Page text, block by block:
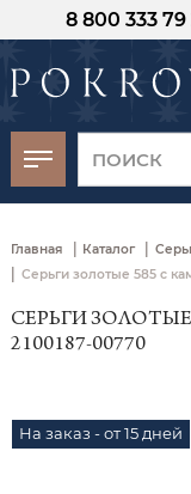
8 800 333 79
Главная | Каталог |
| Серьги золотые 585 с
СЕРЬГИ
2100187-00770
На заказ - от 15 дней
-30%
момента оплаты